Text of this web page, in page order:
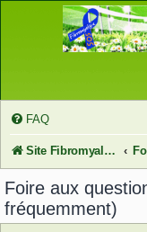
FAQ
Site FibromyalgieSOS
Foire aux
fréquemment)